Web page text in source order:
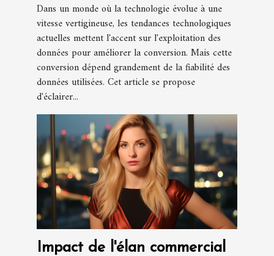
Dans un monde où la technologie évolue à une
vitesse vertigineuse, les tendances technologiques
actuelles mettent l'accent sur l'exploitation des
données pour améliorer la conversion. Mais cette
conversion dépend grandement de la fiabilité des
données utilisées. Cet article se propose
d'éclairer...
Impact de l'élan commercial